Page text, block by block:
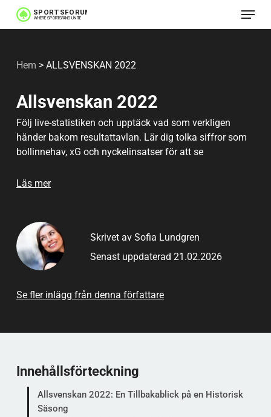
Hoppa
till
Meny
Hem >ALLSVENSKAN 2022
Allsvenskan 2022
Följ live-statistiken och upptäck vad som verkligen
händer bakom resultattavlan. Lär dig tolka siffror som
bollinnehav, xG och nyckelinsatser för att se
syns i målprotokollet.
Läs mer
Skrivet av Sofia Lundgren
Senast uppdaterad 21.02.2026
Se fler inlägg från denna författare
Innehållsförteckning
Allsvenskan 2022: En Tillbakablick på en Historisk
Säsong